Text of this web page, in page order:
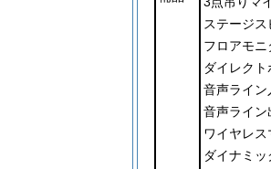
ステージ
フロアモ
ダイレク
音声ライン
音声ライン
ワイヤレス
ダイナミ